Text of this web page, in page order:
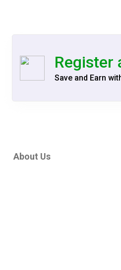
Register
Save and Earn
About Us